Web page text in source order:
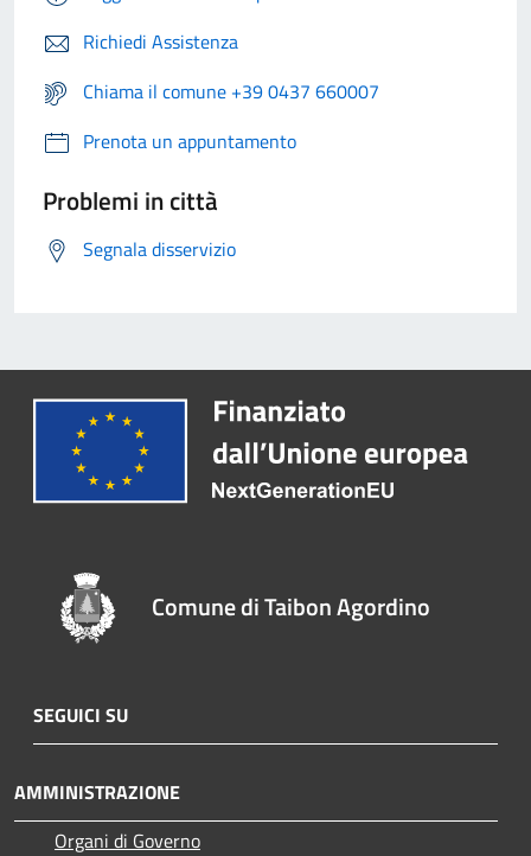
Richiedi Assistenza
Chiama il comune +39 0437 660007
Prenota un appuntamento
Problemi in città
Segnala disservizio
Comune di Taibon Agordino
SEGUICI SU
AMMINISTRAZIONE
Organi di Governo